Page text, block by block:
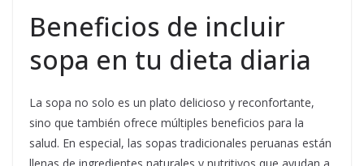
Beneficios de incluir
sopa en tu dieta diaria
La sopa no solo es un plato delicioso y reconfortante,
sino que también ofrece múltiples beneficios para la
salud. En especial, las sopas tradicionales peruanas están